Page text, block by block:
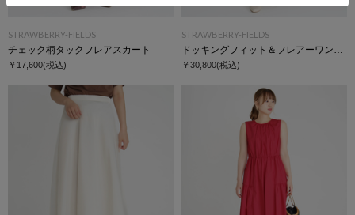
STRAWBERRY-FIELDS
チェック柄タックフレアスカート
￥17,600(税込)
STRAWBERRY-FIELDS
￥30,800(税込)